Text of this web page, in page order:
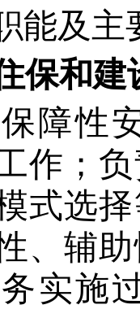
能及主
保和
障性
作；
式选
、辅
实施